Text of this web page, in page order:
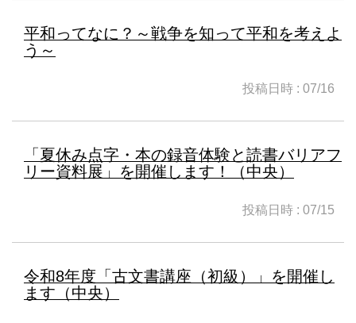
平和ってなに？～戦争を知って平和を考えよ
う～
投稿日時 : 07/16
「夏休み点字・本の録音体験と読書バリアフ
リー資料展」を開催します！（中央）
投稿日時 : 07/15
令和8年度「古文書講座（初級）」を開催し
ます（中央）